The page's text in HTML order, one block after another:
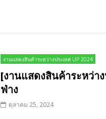
งานแสดงสินค้าระหว่างประเทศ UP 2024
[งานแสดงสินค้าระหว่า
ฟ่าง
ตุลาคม 25, 2024